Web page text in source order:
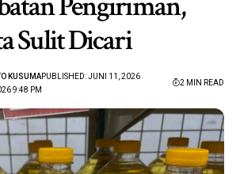
Sulit Dicari
9:48 PM
KUSUMAPUBLISHED: JUNI 11, 2026
2 MIN READ